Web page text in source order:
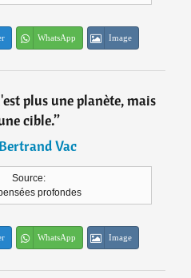
WhatsApp Image
plus une planète, mais
cible.”
Bertrand Vac
Source:
profondes
WhatsApp Image